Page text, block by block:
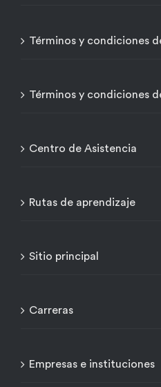
Términos y condiciones
Términos y condiciones
Centro de Asistencia
Rutas de aprendizaje
Sitio principal
Carreras
Empresas e instituciones